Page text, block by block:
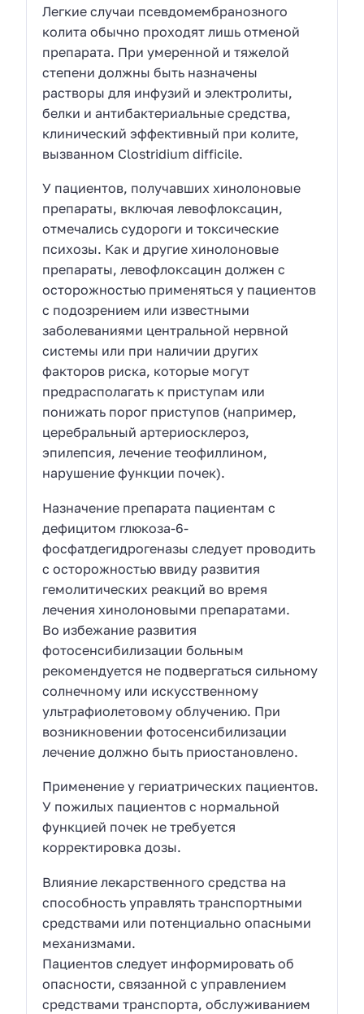
Легкие случаи псевдомембранозного
колита обычно проходят лишь отменой
препарата. При умеренной и тяжелой
степени должны быть назначены
растворы для инфузий и электролиты,
белки и антибактериальные средства,
клинический эффективный при колите,
вызванном Clostridium difficile.
У пациентов, получавших хинолоновые
препараты, включая левофлоксацин,
отмечались судороги и токсические
психозы. Как и другие хинолоновые
препараты, левофлоксацин должен с
осторожностью применяться у пациентов
с подозрением или известными
заболеваниями центральной нервной
системы или при наличии других
факторов риска, которые могут
предрасполагать к приступам или
понижать порог приступов (например,
церебральный артериосклероз,
эпилепсия, лечение теофиллином,
нарушение функции почек).
Назначение препарата пациентам с
дефицитом глюкоза-6-
фосфатдегидрогеназы следует проводить
с осторожностью ввиду развития
гемолитических реакций во время
лечения хинолоновыми препаратами.
Во избежание развития
фотосенсибилизации больным
рекомендуется не подвергаться сильному
солнечному или искусственному
ультрафиолетовому облучению. При
возникновении фотосенсибилизации
лечение должно быть приостановлено.
Применение у гериатрических пациентов.
У пожилых пациентов с нормальной
функцией почек не требуется
корректировка дозы.
Влияние лекарственного средства на
способность управлять транспортными
средствами или потенциально опасными
механизмами.
Пациентов следует информировать об
опасности, связанной с управлением
средствами транспорта, обслуживанием